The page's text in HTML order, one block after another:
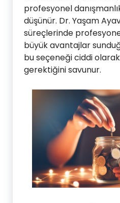
profesyonel
düşünür. Dr. Yaşam
süreçlerinde
büyük avantajlar
bu seçeneği ciddi
gerektiğini savunur.